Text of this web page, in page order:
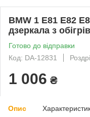
BMW 1 E81 E82
дзеркала з
Готово до відправки
Код: DA-12831
1 006 ₴
Опис